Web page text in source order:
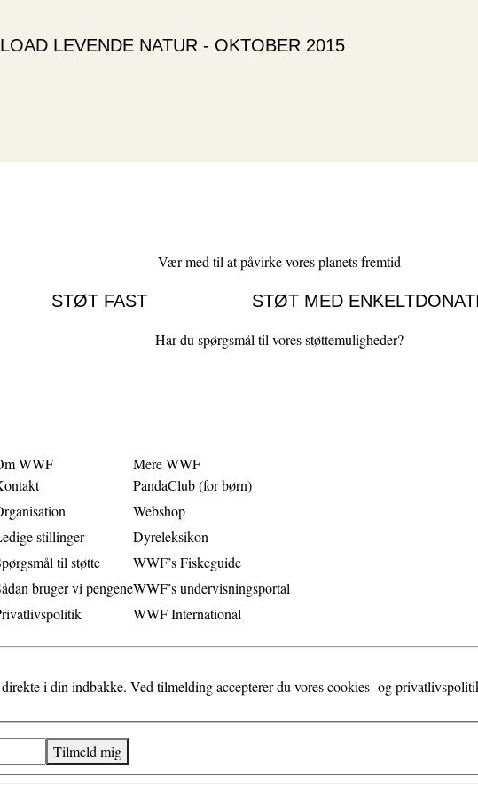
LEVENDE NATUR - OKTOBER 2015
Vær med til at påvirke vores planets fremtid
STØT FAST STØT MED
Har du spørgsmål til vores støttemuligheder?
WWF
stillinger
til støtte
bruger vi pengene
Mere WWF
PandaClub (for børn)
Webshop
Dyreleksikon
WWF’s Fiskeguide
WWF’s undervisningsportal
WWF International
i din indbakke. Ved tilmelding accepterer du vores cookies- og
Tilmeld mig